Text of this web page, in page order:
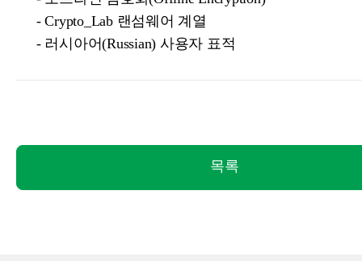
- Crypto_Lab 랜섬웨어 계열
- 러시아어(Russian) 사용자 표적
목록